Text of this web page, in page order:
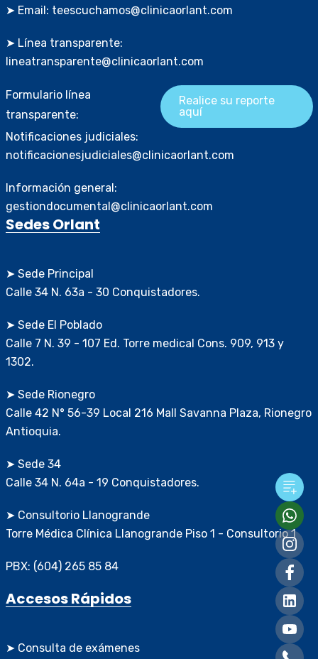
➤ Email: teescuchamos@clinicaorlant.com
➤ Línea transparente:
lineatransparente@clinicaorlant.com
Formulario línea
transparente:
Realice su reporte
aquí
Notificaciones judiciales:
notificacionesjudiciales@clinicaorlant.com
Información general:
gestiondocumental@clinicaorlant.com
Sedes Orlant
➤ Sede Principal
Calle 34 N. 63a - 30 Conquistadores.
➤ Sede El Poblado
Calle 7 N. 39 - 107 Ed. Torre medical Cons. 909, 913 y
1302.
➤ Sede Rionegro
Calle 42 N° 56-39 Local 216 Mall Savanna Plaza, Rionegro
Antioquia.
➤ Sede 34
Calle 34 N. 64a - 19 Conquistadores.
➤ Consultorio Llanogrande
Torre Médica Clínica Llanogrande Piso 1 - Consultorio 1
PBX: (604) 265 85 84
Accesos Rápidos
➤ Consulta de exámenes